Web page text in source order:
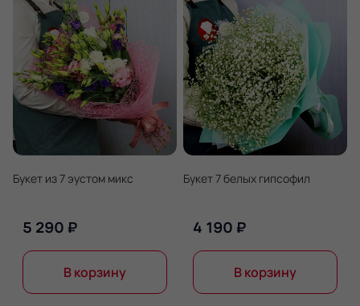
Букет из 7 эустом микс
5 290 ₽
В корзину
Букет 7 белых гипсофил
4 190 ₽
В корзину